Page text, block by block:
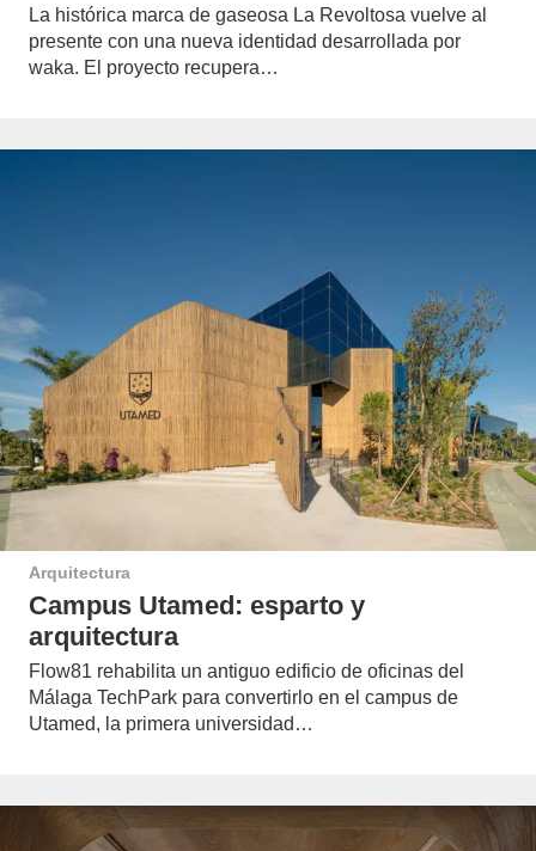
La histórica marca de gaseosa La Revoltosa vuelve al
presente con una nueva identidad desarrollada por
waka. El proyecto recupera…
Arquitectura
Campus Utamed: esparto y
arquitectura
Flow81 rehabilita un antiguo edificio de oficinas del
Málaga TechPark para convertirlo en el campus de
Utamed, la primera universidad…